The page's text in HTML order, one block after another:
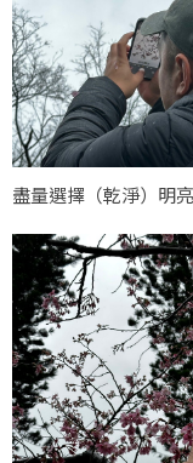
盡量選擇（乾淨）明